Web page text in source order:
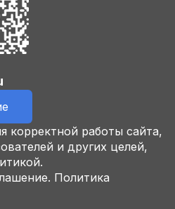
корректной работы сайта,
и других целей,
Политика